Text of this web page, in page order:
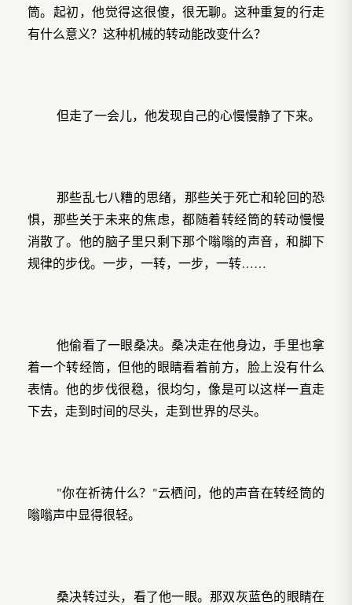
筒。起初，他觉得这很傻，很无聊。这种重复的行走
有什么意义？这种机械的转动能改变什么？
但走了一会儿，他发现自己的心慢慢静了下来。
那些乱七八糟的思绪，那些关于死亡和轮回的恐
惧，那些关于未来的焦虑，都随着转经筒的转动慢慢
消散了。他的脑子里只剩下那个嗡嗡的声音，和脚下
规律的步伐。一步，一转，一步，一转……
他偷看了一眼桑决。桑决走在他身边，手里也拿
着一个转经筒，但他的眼睛看着前方，脸上没有什么
表情。他的步伐很稳，很均匀，像是可以这样一直走
下去，走到时间的尽头，走到世界的尽头。
"你在祈祷什么？"云栖问，他的声音在转经筒的
嗡嗡声中显得很轻。
桑决转过头，看了他一眼。那双灰蓝色的眼睛在